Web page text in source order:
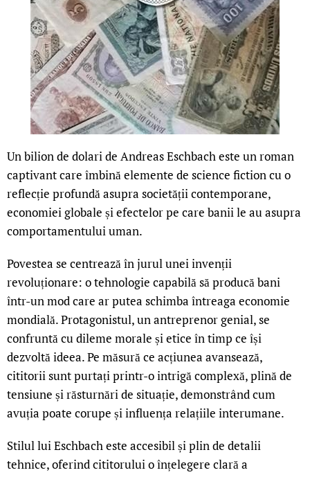
Un bilion de dolari de Andreas Eschbach este un roman
captivant care îmbină elemente de science fiction cu o
reflecție profundă asupra societății contemporane,
economiei globale și efectelor pe care banii le au asupra
comportamentului uman.
Povestea se centrează în jurul unei invenții
revoluționare: o tehnologie capabilă să producă bani
într-un mod care ar putea schimba întreaga economie
mondială. Protagonistul, un antreprenor genial, se
confruntă cu dileme morale și etice în timp ce își
dezvoltă ideea. Pe măsură ce acțiunea avansează,
cititorii sunt purtați printr-o intrigă complexă, plină de
tensiune și răsturnări de situație, demonstrând cum
avuția poate corupe și influența relațiile interumane.
Stilul lui Eschbach este accesibil și plin de detalii
tehnice, oferind cititorului o înțelegere clară a